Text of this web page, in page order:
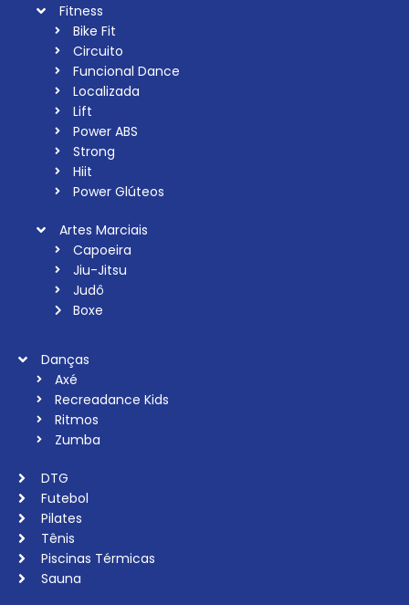
Fitness
Bike Fit
Circuito
Funcional Dance
Localizada
Lift
Power ABS
Strong
Hiit
Power Glúteos
Artes Marciais
Capoeira
Jiu-Jitsu
Judô
Boxe
Danças
Axé
Recreadance Kids
Ritmos
Zumba
DTG
Futebol
Pilates
Tênis
Piscinas Térmicas
Sauna